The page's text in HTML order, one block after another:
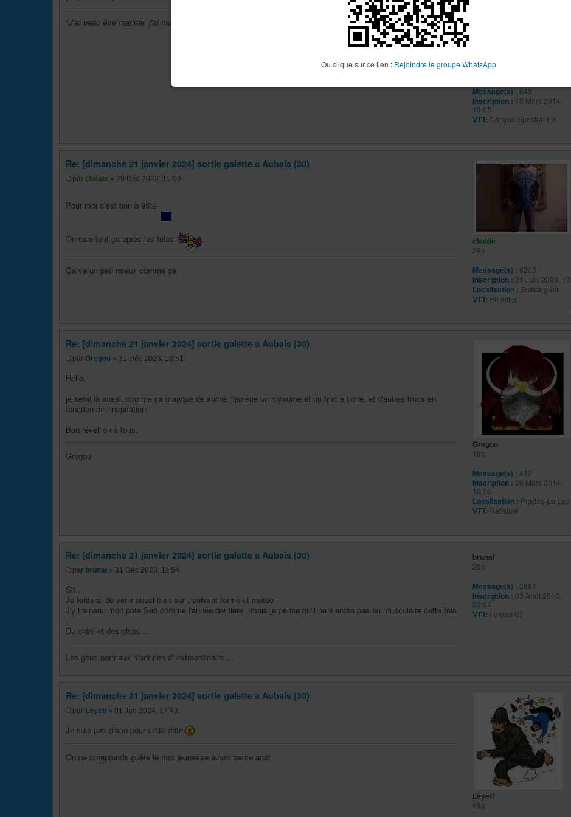
Ou clique sur ce lien : Rejoindre le groupe WhatsApp
"J'ai beau être matinal, j'ai mal !!!!!!
ancalagon
Message(s) : 649
Inscription : 10 Mars 2014,
13:05
VTT: Canyon Spectral EX
Re: [dimanche 21 janvier 2024] sortie galette a Aubais (30)
par claude » 29 Déc 2023, 15:09
Pour moi c’est bon à 95%
On cale tout ça après les fêtes
Ça va un peu mieux comme ça
claude
29p
Message(s) : 8203
Inscription : 21 Juin 2009,
Localisation : Sussargues
VTT: En acier
Re: [dimanche 21 janvier 2024] sortie galette a Aubais (30)
par Gregou » 31 Déc 2023, 10:51
Hello,
je serai là aussi, comme ça manque de sucré, j'amène un royaume et un truc à boire, et d'autres trucs en
fonction de l'inspiration.
Bon réveillon à tous.
Gregou
Gregou
16p
Message(s) : 430
Inscription : 26 Mars 2014,
10:26
Localisation : Prades-Le-Lez
VTT: Rafistolé
Re: [dimanche 21 janvier 2024] sortie galette a Aubais (30)
par brunal » 31 Déc 2023, 11:54
Slt ,
Je tenterai de venir aussi bien sur , suivant forme et météo .
J'y trainerai mon pote Seb comme l'année dernière , mais je pense qu'il ne viendra pas en musculaire cette fois
.
Du cidre et des chips ...
Les gens normaux n'ont rien d' extraordinaire ...
brunal
26p
Message(s) : 2881
Inscription : 03 Août 2010,
22:04
VTT: nomad 07
Re: [dimanche 21 janvier 2024] sortie galette a Aubais (30)
par Leyeti » 01 Jan 2024, 17:43
Je suis pas dispo pour cette date
On ne comprends guère le mot jeunesse avant trente ans!
Leyeti
26p